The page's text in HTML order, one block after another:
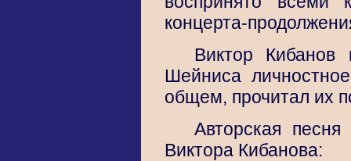
концерта-
Виктор Кибанов
Шейниса
общем, прочитал их
Авторская
Виктора Кибанова: